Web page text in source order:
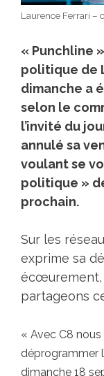
Laurence Ferrari –
« Punchline
politique de
dimanche a
selon le
l’invité du
annulé sa
voulant se
politique »
prochain.
Sur les
exprime sa
écœurement,
partageons
« Avec C8
déprogrammer
dimanche 18